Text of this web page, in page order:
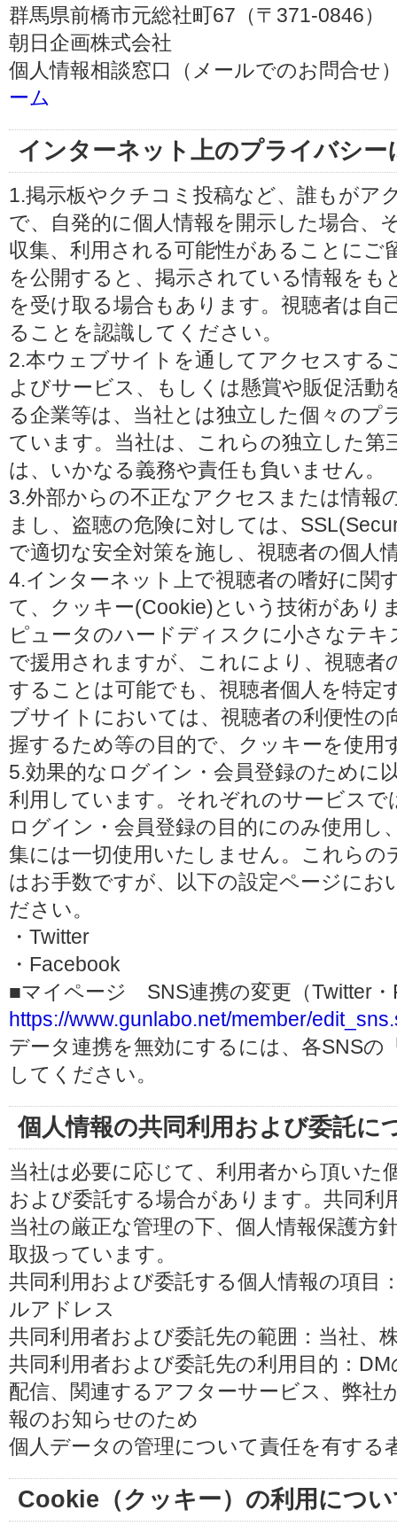
群馬県前橋市元総社町67（〒371-0846）
朝日企画株式会社
個人情報相談窓口（メールでのお問合せ
ーム
インターネット上のプライバシー
1.掲示板やクチコミ投稿など、誰もがア
で、自発的に個人情報を開示した場合、
収集、利用される可能性があることに
を公開すると、掲示されている情報を
を受け取る場合もあります。視聴者は自
ることを認識してください。
2.本ウェブサイトを通してアクセスする
よびサービス、もしくは懸賞や販促活動
る企業等は、当社とは独立した個々のプ
ています。当社は、これらの独立した第
は、いかなる義務や責任も負いません。
3.外部からの不正なアクセスまたは情報
まし、盗聴の危険に対しては、
で適切な安全対策を施し、視聴者の個人
4.インターネット上で視聴者の嗜好に関
て、クッキー(Cookie)という技術があり
ピュータのハードディスクに小さなテ
で援用されますが、これにより、視聴
することは可能でも、視聴者個人を特定
ブサイトにおいては、視聴者の利便性の
握するため等の目的で、クッキーを使用
5.効果的なログイン・会員登録のために
利用しています。それぞれのサービス
ログイン・会員登録の目的にのみ使用し
集には一切使用いたしません。これらの
はお手数ですが、以下の設定ページにお
ださい。
・Twitter
・Facebook
■マイページ SNS連携の変更（Twitter・
https://www.gunlabo.net/member/
データ連携を無効にするには、各SNS
してください。
個人情報の共同利用および委託に
当社は必要に応じて、利用者から頂いた
および委託する場合があります。共同利
当社の厳正な管理の下、個人情報保護方
取扱っています。
共同利用および委託する個人情報の項目
ルアドレス
共同利用者および委託先の範囲：当社、
共同利用者および委託先の利用目的：
配信、関連するアフターサービス、弊社
報のお知らせのため
個人データの管理について責任を有する
Cookie（クッキー）の利用につ